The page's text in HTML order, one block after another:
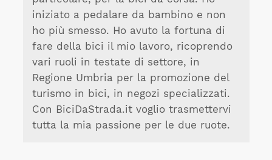
iniziato a pedalare da bambino e non
ho più smesso. Ho avuto la fortuna di
fare della bici il mio lavoro, ricoprendo
vari ruoli in testate di settore, in
Regione Umbria per la promozione del
turismo in bici, in negozi specializzati.
Con BiciDaStrada.it voglio trasmettervi
tutta la mia passione per le due ruote.